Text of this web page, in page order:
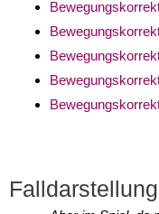
Falldarstellung